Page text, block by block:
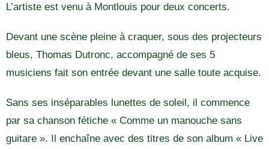
L’artiste est venu à Montlouis pour deux concerts.
Devant une scène pleine à craquer, sous des projecteurs
bleus, Thomas Dutronc, accompagné de ses 5
musiciens fait son entrée devant une salle toute acquise.
Sans ses inséparables lunettes de soleil, il commence
par sa chanson fétiche « Comme un manouche sans
guitare ». Il enchaîne avec des titres de son album « Live